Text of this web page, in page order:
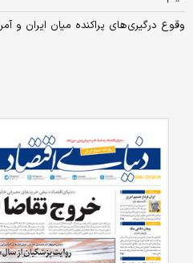
وقوع درگیری‌های پراکنده میان ایران و